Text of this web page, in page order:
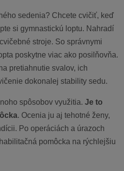
sedenia? Chcete cvičiť, keď
si gymnastickú loptu. Nahradí
stroje. So správnymi
poskytne viac ako posilňovňa.
pretiahnutie svalov, ich
dokonalej stability sedu.
spôsobov využitia. Je to
. Ocenia ju aj tehotné ženy,
Po operáciách a úrazoch
pomôcka na rýchlejšiu